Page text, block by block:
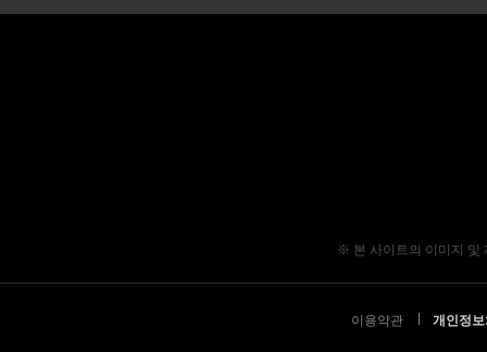
※ 본 사이트의 이미지 및
이용약관 개인정